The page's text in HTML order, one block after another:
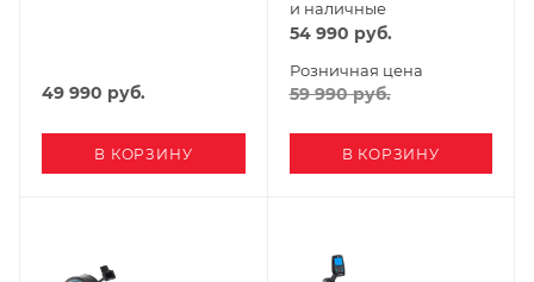
49 990 руб.
В КОРЗИНУ
и наличные
54 990 руб.
Розничная цена
59 990руб.
В КОРЗИНУ